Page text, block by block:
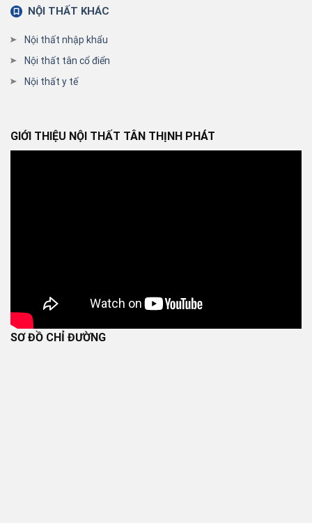
NỘI THẤT KHÁC
Nội thất nhập khẩu
Nội thất tân cổ điển
Nội thất y tế
GIỚI THIỆU NỘI THẤT TÂN THỊNH PHÁT
SƠ ĐỒ CHỈ ĐƯỜNG